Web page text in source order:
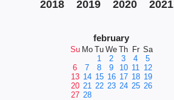
2018 2019 2020 2021
february
Su Mo Tu We Th Fr Sa
1
2 3 4
5
6
7 8 9 10 11 12
13 14 15 16 17 18 19
20 21 22 23 24 25 26
27 28